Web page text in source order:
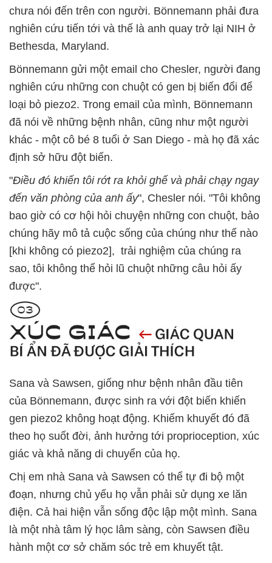
chưa nói đến trên con người. Bönnemann phải đưa
nghiên cứu tiến tới và thế là anh quay trở lại NIH ở
Bethesda, Maryland.
Bönnemann gửi một email cho Chesler, người đang
nghiên cứu những con chuột có gen bị biến đổi để
loại bỏ piezo2. Trong email của mình, Bönnemann
đã nói về những bệnh nhân, cũng như một người
khác - một cô bé 8 tuổi ở San Diego - mà họ đã xác
định sở hữu đột biến.
"Điều đó khiến tôi rớt ra khỏi ghế và phải chạy ngay
đến văn phòng của anh ấy", Chesler nói. "Tôi không
bao giờ có cơ hội hỏi chuyện những con chuột, bảo
chúng hãy mô tả cuộc sống của chúng như thế nào
[khi không có piezo2], trải nghiệm của chúng ra
sao, tôi không thể hỏi lũ chuột những câu hỏi ấy
được".
Sana và Sawsen, giống như bệnh nhân đầu tiên
của Bönnemann, được sinh ra với đột biến khiến
gen piezo2 không hoạt động. Khiếm khuyết đó đã
theo họ suốt đời, ảnh hưởng tới proprioception, xúc
giác và khả năng di chuyển của họ.
Chị em nhà Sana và Sawsen có thể tự đi bộ một
đoạn, nhưng chủ yếu họ vẫn phải sử dụng xe lăn
điện. Cả hai hiện vẫn sống độc lập một mình. Sana
là một nhà tâm lý học lâm sàng, còn Sawsen điều
hành một cơ sở chăm sóc trẻ em khuyết tật.